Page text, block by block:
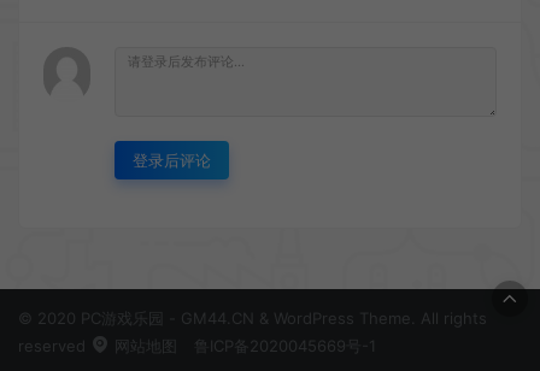
登录后评论
© 2020 PC游戏乐园 - GM44.CN & WordPress Theme. All rights
reserved
网站地图 鲁ICP备2020045669号-1